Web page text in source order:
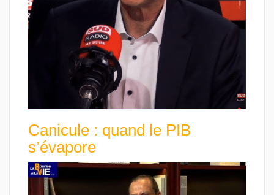
Canicule : quand le PIB
s’évapore